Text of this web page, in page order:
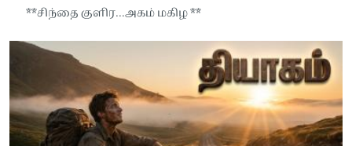
**சிந்தை குளிர...அகம் மகிழ **